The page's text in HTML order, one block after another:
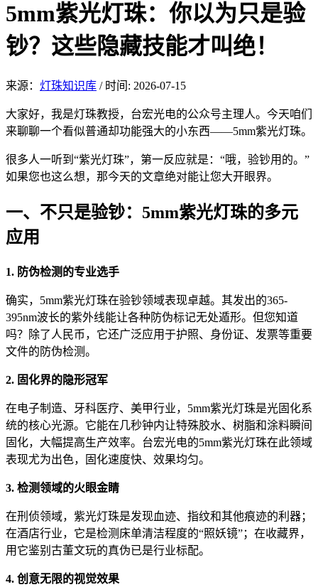
5mm紫光灯珠：你以为只是验
钞？这些隐藏技能才叫绝！
来源： 灯珠知识库 / 时间: 2026-07-15
大家好，我是灯珠教授，台宏光电的公众号主理人。今天咱们
来聊聊一个看似普通却功能强大的小东西——5mm紫光灯珠。
很多人一听到“紫光灯珠”，第一反应就是：“哦，验钞用的。”
如果您也这么想，那今天的文章绝对能让您大开眼界。
一、不只是验钞：5mm紫光灯珠的多元
应用
1. 防伪检测的专业选手
确实，5mm紫光灯珠在验钞领域表现卓越。其发出的365-
395nm波长的紫外线能让各种防伪标记无处遁形。但您知道
吗？除了人民币，它还广泛应用于护照、身份证、发票等重要
文件的防伪检测。
2. 固化界的隐形冠军
在电子制造、牙科医疗、美甲行业，5mm紫光灯珠是光固化系
统的核心光源。它能在几秒钟内让特殊胶水、树脂和涂料瞬间
固化，大幅提高生产效率。台宏光电的5mm紫光灯珠在此领域
表现尤为出色，固化速度快、效果均匀。
3. 检测领域的火眼金睛
在刑侦领域，紫光灯珠是发现血迹、指纹和其他痕迹的利器；
在酒店行业，它是检测床单清洁程度的“照妖镜”；在收藏界，
用它鉴别古董文玩的真伪已是行业标配。
4. 创意无限的视觉效果